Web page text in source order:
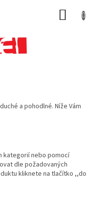
a pohodlné. Níže Vám
kategorií nebo pomocí
dle požadovaných
kliknete na tlačítko ,,do